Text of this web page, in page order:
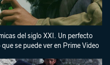
del siglo XXI. Un perfecto
se puede ver en Prime Video